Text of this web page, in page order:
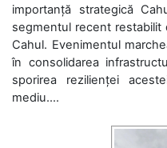
importanță strategică
segmentul recent restabilit
Cahul. Evenimentul
în consolidarea
sporirea rezilienței
mediu....